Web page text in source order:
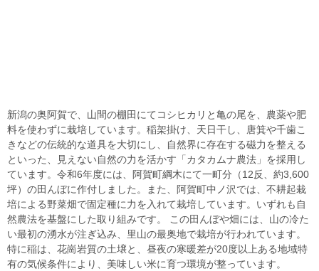
新潟の奥阿賀で、山間の棚田にてコシヒカリと亀の尾を、農薬や肥
料を使わずに栽培しています。稲架掛け、天日干し、唐箕や千歯こ
きなどの伝統的な道具を大切にし、自然界に存在する磁力を整える
といった、見えない自然の力を活かす「カタカムナ農法」を採用し
ています。令和6年度には、阿賀町綱木にて一町分（12反、約3,600
坪）の田んぼに作付しました。また、阿賀町中ノ沢では、不耕起栽
培による野菜畑で固定種に力を入れて栽培しています。いずれも自
然農法を基盤にした取り組みです。 この田んぼや畑には、山の冷た
い最初の湧水が注ぎ込み、里山の最奥地で栽培が行われています。
特に稲は、花崗岩質の土壌と、昼夜の寒暖差が20度以上ある地域特
有の気候条件により、美味しい米に育つ環境が整っています。